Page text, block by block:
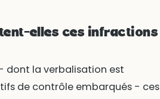
elles ces infractions
dont la verbalisation est
de contrôle embarqués - ces